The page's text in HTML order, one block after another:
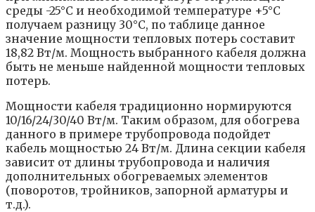
среды -25°С и необходимой температуре +5°С
получаем разницу 30°С, по таблице данное
значение мощности тепловых потерь составит
18,82 Вт/м. Мощность выбранного кабеля должна
быть не меньше найденной мощности тепловых
потерь.
Мощности кабеля традиционно нормируются
10/16/24/30/40 Вт/м. Таким образом, для обогрева
данного в примере трубопровода подойдет
кабель мощностью 24 Вт/м. Длина секции кабеля
зависит от длины трубопровода и наличия
дополнительных обогреваемых элементов
(поворотов, тройников, запорной арматуры и
т.д.).